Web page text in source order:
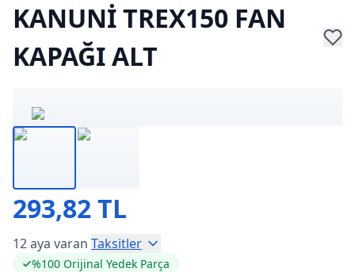
KANUNİ TREX150 FAN
KAPAĞI ALT
293,82 TL
12 aya varan Taksitler
%100 Orijinal Yedek Parça